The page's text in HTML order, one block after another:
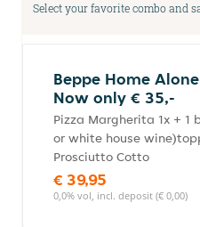
Select your favorite combo and
Beppe Home
Now only € 35,-
Pizza Margherita 1x + 1
or white house
Prosciutto Cotto
€ 39,95
0,0% vol, incl. deposit (€ 0,00)